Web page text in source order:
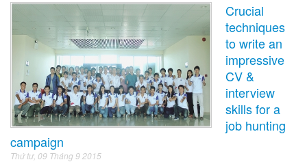
Crucial
techniques
to write an
impressive
CV &
interview
skills for a
job hunting
campaign
Thứ tư, 09 Tháng 9 2015